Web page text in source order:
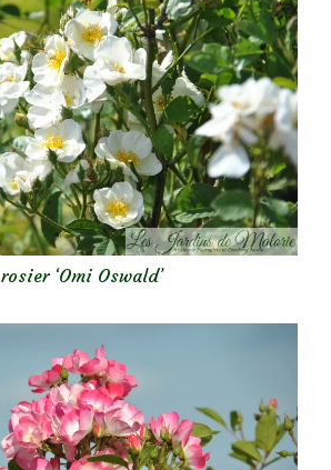
rosier ‘Omi Oswald’